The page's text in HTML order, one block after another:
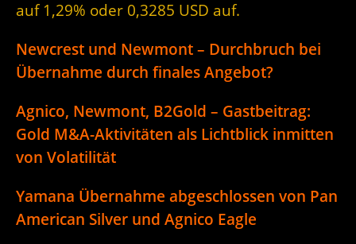
auf 1,29% oder 0,3285 USD auf.
Newcrest und Newmont – Durchbruch bei
Übernahme durch finales Angebot?
Agnico, Newmont, B2Gold – Gastbeitrag:
Gold M&A-Aktivitäten als Lichtblick inmitten
von Volatilität
Yamana Übernahme abgeschlossen von Pan
American Silver und Agnico Eagle